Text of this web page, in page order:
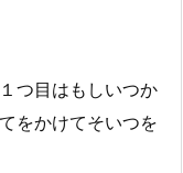
つ目はもしいつか
をかけてそいつを